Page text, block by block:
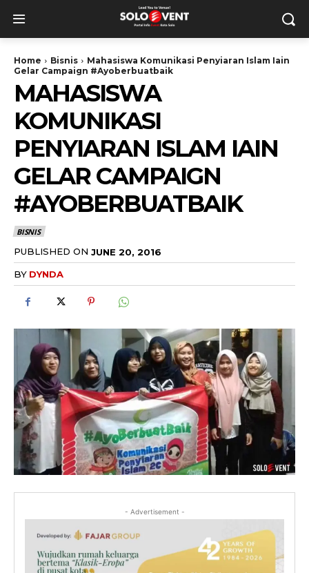
Home Bisnis
Mahasiswa Komunikasi Penyiaran Islam Iain
Gelar Campaign #Ayoberbuatbaik
MAHASISWA
KOMUNIKASI
PENYIARAN ISLAM IAIN
GELAR CAMPAIGN
#AYOBERBUATBAIK
BISNIS
PUBLISHED ON JUNE 20, 2016
BY DYNDA
- Advertisement -